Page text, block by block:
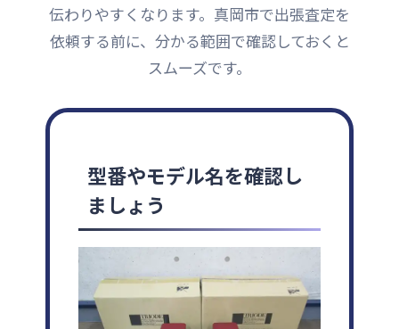
伝わりやすくなります。真岡市で出張査定を
依頼する前に、分かる範囲で確認しておくと
スムーズです。
型番やモデル名を確認し
ましょう